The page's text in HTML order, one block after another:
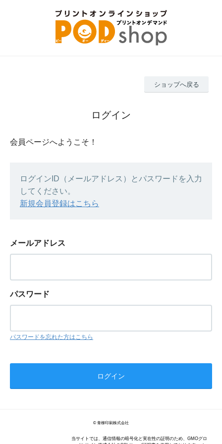
ショップへ戻る
ログイン
会員ページへようこそ！
ログインID（メールアドレス）とパスワードを入力
してください。
新規会員登録はこちら
メールアドレス
パスワード
パスワードを忘れた方はこちら
© 青柳印刷株式会社
当サイトでは、通信情報の暗号化と実在性の証明のため、GMOグロ